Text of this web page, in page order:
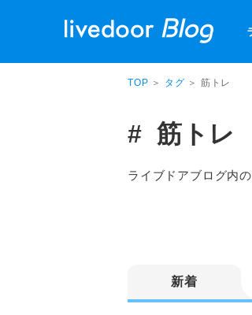
TOP ＞ タグ ＞ 筋トレ
筋トレ
ライブドアブログ内
新着